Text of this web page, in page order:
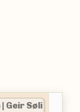
|Geir Søli